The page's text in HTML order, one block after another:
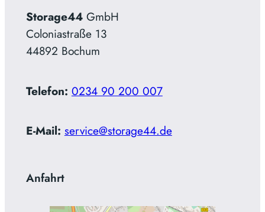
Storage44GmbH
Coloniastraße 13
44892 Bochum
Telefon: 0234 90 200 007
E-Mail: service@storage44.de
Anfahrt